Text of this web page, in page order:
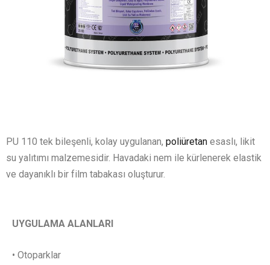
PU 110 tek bileşenli, kolay uygulanan, poliüretan esaslı, likit
su yalıtımı malzemesidir. Havadaki nem ile kürlenerek elastik
ve dayanıklı bir film tabakası oluşturur.
UYGULAMA ALANLARI
• Otoparklar